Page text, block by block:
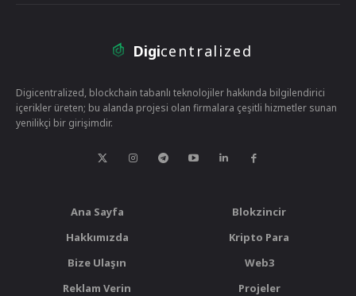
Digicentralized
Digicentralized, blockchain tabanlı teknolojiler hakkında bilgilendirici
içerikler üreten; bu alanda projesi olan firmalara çeşitli hizmetler sunan
yenilikçi bir girişimdir.
Ana Sayfa
Hakkımızda
Bize Ulaşın
Reklam Verin
Blokzincir
Kripto Para
Web3
Projeler